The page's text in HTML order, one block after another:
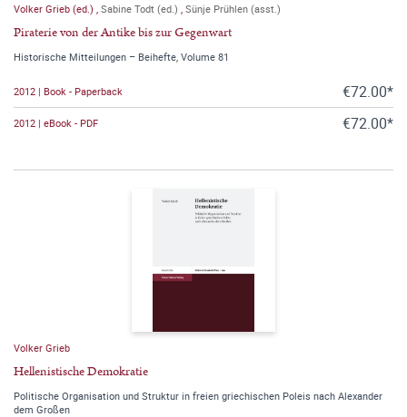
Volker Grieb (ed.) Sabine Todt (ed.) Sünje Prühlen (asst.)
Piraterie von der Antike bis zur Gegenwart
Historische Mitteilungen – Beihefte, Volume 81
2012 | Book - Paperback €72.00*
2012 | eBook - PDF €72.00*
Volker Grieb
Hellenistische Demokratie
Politische Organisation und Struktur in freien griechischen Poleis nach Alexander
dem Großen